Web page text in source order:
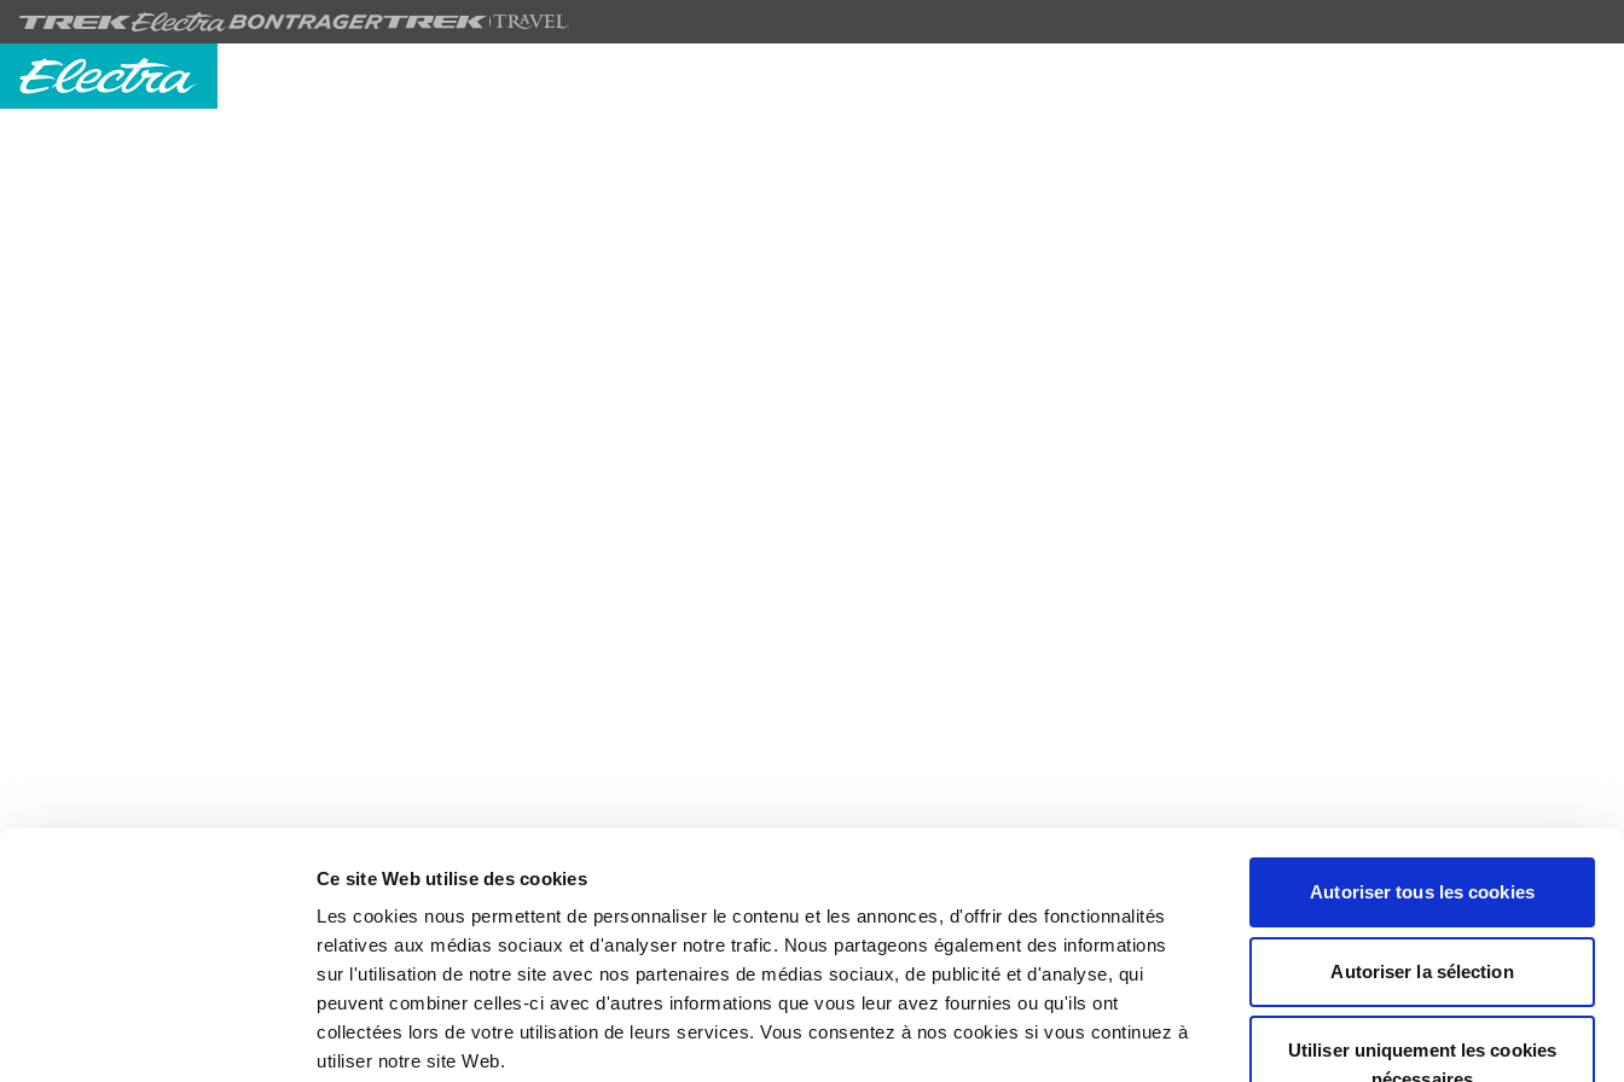
Ce site Web utilise des cookies
Les cookies nous permettent de personnaliser le contenu et les annonces, d'offrir des fonctionnalités
relatives aux médias sociaux et d'analyser notre trafic. Nous partageons également des informations
sur l'utilisation de notre site avec nos partenaires de médias sociaux, de publicité et d'analyse, qui
peuvent combiner celles-ci avec d'autres informations que vous leur avez fournies ou qu'ils ont
collectées lors de votre utilisation de leurs services. Vous consentez à nos cookies si vous continuez à
utiliser notre site Web.
Autoriser tous les cookies
Autoriser la sélection
Utiliser uniquement les cookies